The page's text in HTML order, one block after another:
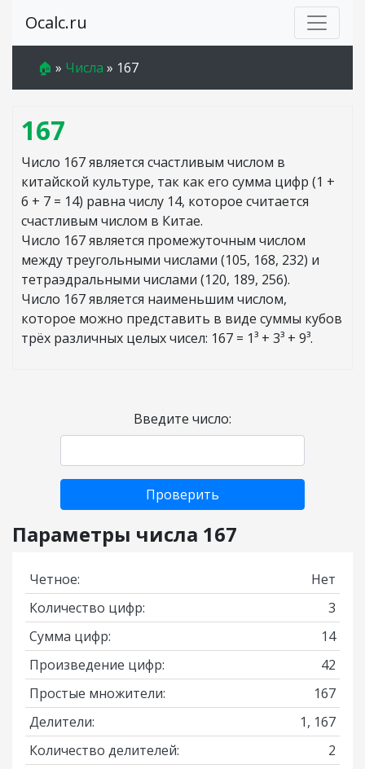
Ocalc.ru
🏠 » Числа » 167
167
Число 167 является счастливым числом в
китайской культуре, так как его сумма цифр (1 +
6 + 7 = 14) равна числу 14, которое считается
счастливым числом в Китае.
Число 167 является промежуточным числом
между треугольными числами (105, 168, 232) и
тетраэдральными числами (120, 189, 256).
Число 167 является наименьшим числом,
которое можно представить в виде суммы кубов
трёх различных целых чисел: 167 = 1³ + 3³ + 9³.
Введите число:
Проверить
Параметры числа 167
Четное:
Нет
Количество цифр:
3
Сумма цифр:
14
Произведение цифр:
42
Простые множители:
167
Делители:
1, 167
Количество делителей:
2